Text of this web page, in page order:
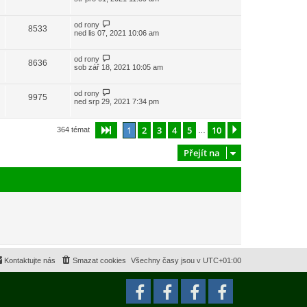
8533 od rony
ned lis 07, 2021 10:06 am
8636 od rony
sob zář 18, 2021 10:05 am
9975 od rony
ned srp 29, 2021 7:34 pm
364 témat Stránka z
1 2 3 4 5 10
Přejít na
Všechny časy jsou v UTC+01:00
Smazat cookies
Kontaktujte nás